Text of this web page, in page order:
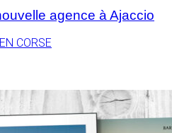
agence à Ajaccio
CORSE